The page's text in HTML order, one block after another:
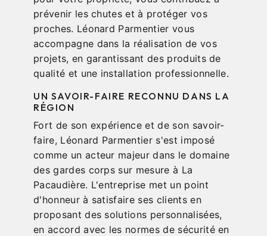
prévenir les chutes et à protéger vos
proches. Léonard Parmentier vous
accompagne dans la réalisation de vos
projets, en garantissant des produits de
qualité et une installation professionnelle.
UN SAVOIR-FAIRE RECONNU DANS LA
RÉGION
Fort de son expérience et de son savoir-
faire, Léonard Parmentier s'est imposé
comme un acteur majeur dans le domaine
des gardes corps sur mesure à La
Pacaudière. L'entreprise met un point
d'honneur à satisfaire ses clients en
proposant des solutions personnalisées,
en accord avec les normes de sécurité en